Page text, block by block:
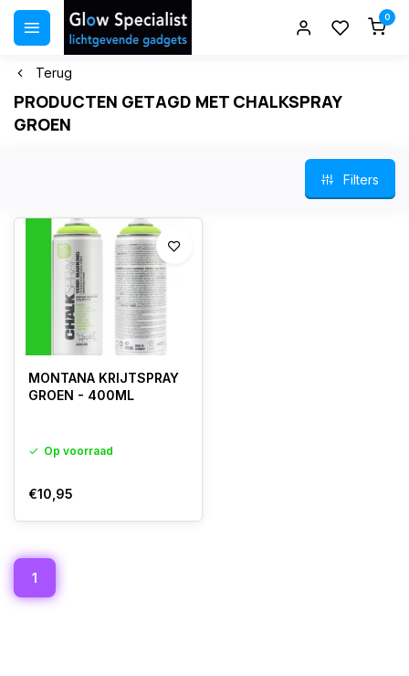
0
Terug
PRODUCTEN GETAGD MET CHALKSPRAY
GROEN
Filters
MONTANA KRIJTSPRAY
GROEN - 400ML
Op voorraad
€10,95
1